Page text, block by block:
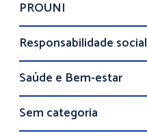
PROUNI
Responsabilidade social
Saúde e Bem-estar
Sem categoria